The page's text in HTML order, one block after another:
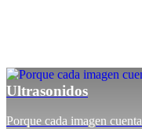
Ultrasonidos
Porque cada imagen cuenta